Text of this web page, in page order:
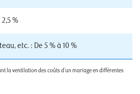
%
etc. : De 5 % à 10 %